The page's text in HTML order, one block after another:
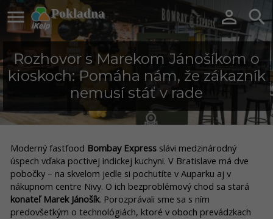
Pokladna
  
Rozhovor s Marekom Jánošíkom o
kioskoch: Pomáha nám, že zákazník
nemusí stáť v rade
Moderný fastfood Bombay Express slávi medzinárodný
úspech vďaka poctivej indickej kuchyni. V Bratislave má dve
pobočky – na skvelom jedle si pochutíte v Auparku aj v
nákupnom centre Nivy. O ich bezproblémový chod sa stará
konateľ Marek Jánošík. Porozprávali sme sa s ním
predovšetkým o technológiách, ktoré v oboch prevádzkach